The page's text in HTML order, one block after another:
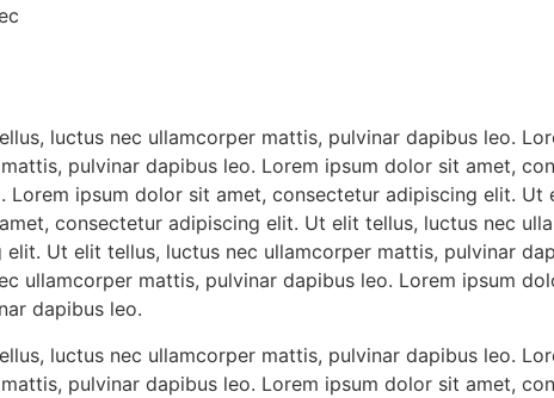
luctus nec ullamcorper mattis, pulvinar dapibus leo.
pulvinar dapibus leo. Lorem ipsum dolor sit amet,
ipsum dolor sit amet, consectetur adipiscing elit. Ut
consectetur adipiscing elit. Ut elit tellus, luctus nec
Ut elit tellus, luctus nec ullamcorper mattis, pulvinar
ullamcorper mattis, pulvinar dapibus leo. Lorem ipsum
dapibus leo.
luctus nec ullamcorper mattis, pulvinar dapibus leo.
pulvinar dapibus leo. Lorem ipsum dolor sit amet,